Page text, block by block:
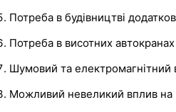
Потреба в будівництві
Потреба в висотних
Шумовий та електромагнітний
Можливий невеликий вплив на